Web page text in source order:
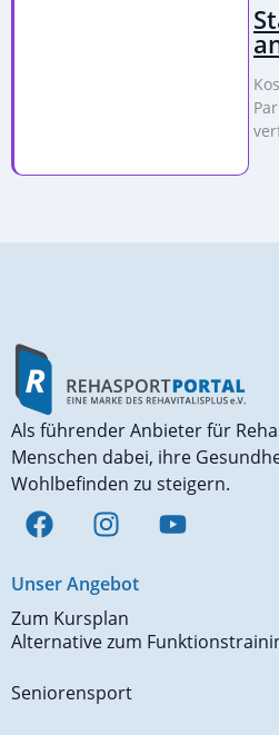
Als führender Anbieter für
Menschen dabei, ihre
Wohlbefinden zu steigern.
Unser Angebot
Zum Kursplan
Alternative zum
Seniorensport